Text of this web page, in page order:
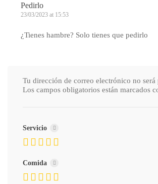
Pedirlo
23/03/2023 at 15:53
¿Tienes hambre? Solo tienes que pedirlo
Tu dirección de correo electrónico no será
Los campos obligatorios están marcados
Servicio
Comida